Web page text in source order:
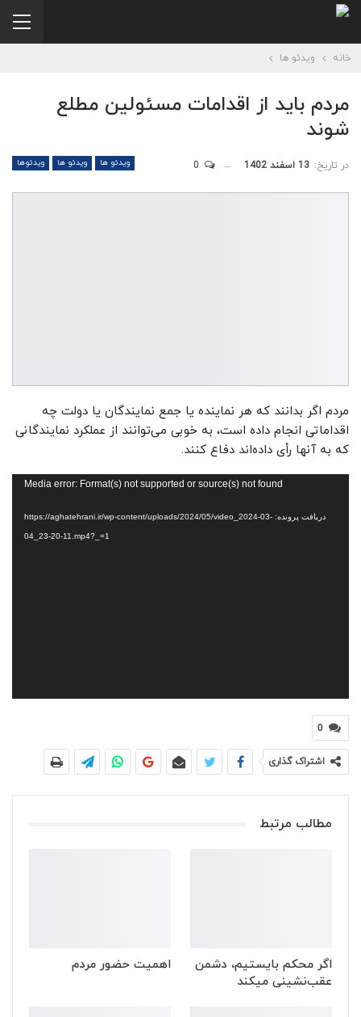
خانه ویدئو ها
مردم باید از اقدامات مسئولین مطلع
شوند
ویدئو ها ویدئو ها ویدئوها در تاریخ: 13 اسفند 1402
مردم اگر بدانند که هر نماینده یا جمع نمایندگان یا دولت چه
اقداماتی انجام داده است، به خوبی می‌توانند از عملکرد نمایندگانی
که به آنها رأی داده‌اند دفاع کنند.
Media error: Format(s) not supported or source(s) not found
دریافت پرونده: https://aghatehrani.ir/wp-content/uploads/2024/05/video_2024-03-
04_23-20-11.mp4?_=1
0
اشتراک گذاری
مطالب مرتبط
اگر محکم بایستیم، دشمن
عقب‌نشینی میکند
اهمیت حضور مردم